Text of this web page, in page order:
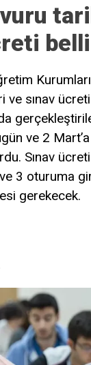
Kurumları
sınav ücreti
ve 2
Sınav
3 oturuma
gerekecek.